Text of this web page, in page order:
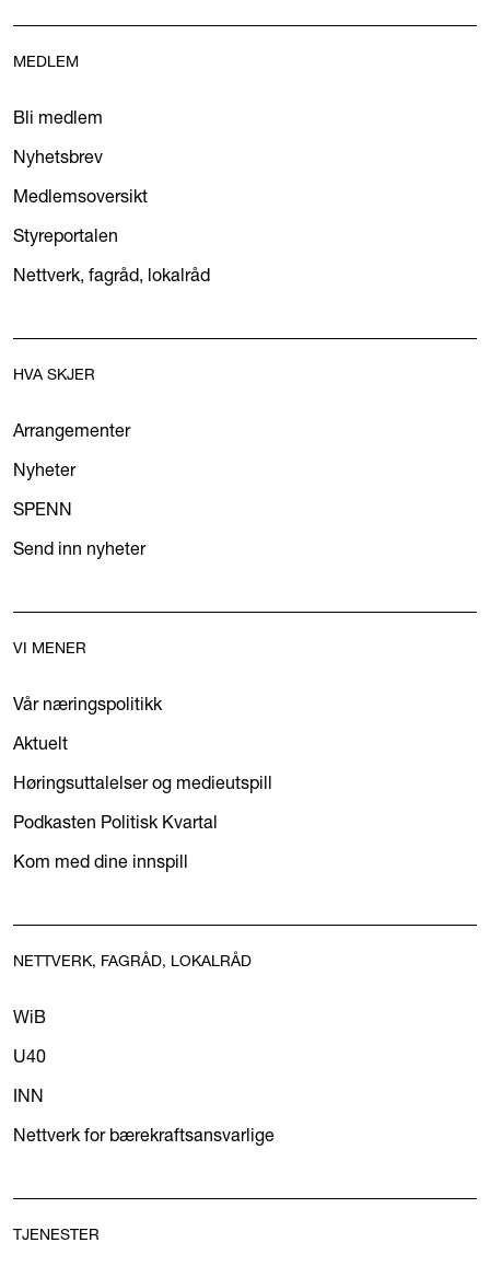
MEDLEM
Bli medlem
Nyhetsbrev
Medlemsoversikt
Styreportalen
Nettverk, fagråd, lokalråd
HVA SKJER
Arrangementer
Nyheter
SPENN
Send inn nyheter
VI MENER
Vår næringspolitikk
Aktuelt
Høringsuttalelser og medieutspill
Podkasten Politisk Kvartal
Kom med dine innspill
NETTVERK, FAGRÅD, LOKALRÅD
WiB
U40
INN
Nettverk for bærekraftsansvarlige
TJENESTER